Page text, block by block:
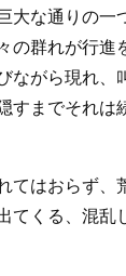
な通りの
群れが行
がら現れ
までそれ
はおらず
くる、混